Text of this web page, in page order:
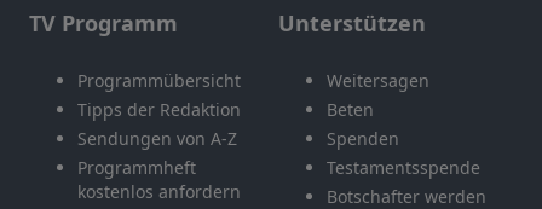
TV Programm
Programmübersicht
Tipps der Redaktion
Sendungen von A-Z
Programmheft
kostenlos anfordern
Unterstützen
Weitersagen
Beten
Spenden
Testamentsspende
Botschafter werden